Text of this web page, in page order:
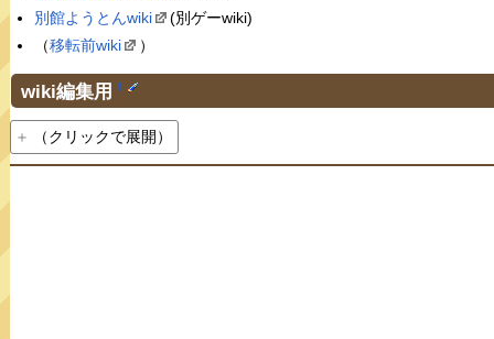
別館ようとんwiki
(別ゲーwiki)
（移転前wiki ）
wiki編集用 †
（クリックで展開）